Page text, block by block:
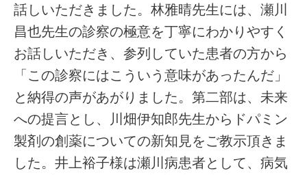
話しいただきました。林雅晴先生には、瀬川
昌也先生の診察の極意を丁寧にわかりやすく
お話しいただき、参列していた患者の方から
「この診察にはこういう意味があったんだ」
と納得の声があがりました。第二部は、未来
への提言とし、川畑伊知郎先生からドパミン
製剤の創薬についての新知見をご教示頂きま
した。井上裕子様は瀬川病患者として、病気